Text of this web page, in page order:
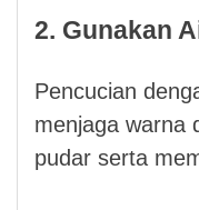
2. Gunakan
Pencucian
menjaga warna
pudar serta